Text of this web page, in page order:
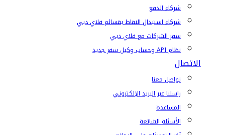
شركاء الدفع
شركاء استبدال النقاط بقسائم فلاي دبي
سفر الشركات مع فلاي دبي
نظام API وحساب وكيل سفر جديد
الاتصال
تواصل معنا
راسلنا عبر البريد الإلكتروني
المساعدة
الأسئلة الشائعة